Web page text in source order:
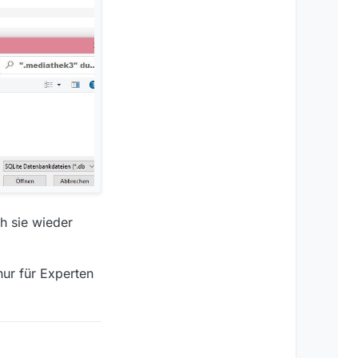
sie wieder
für Experten